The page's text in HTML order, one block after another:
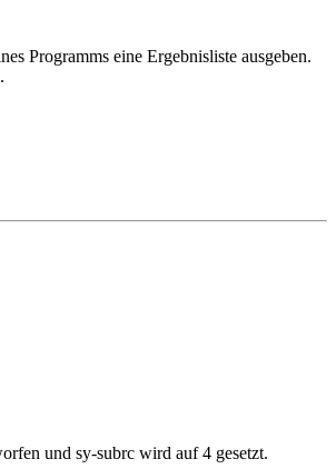
Programms eine Ergebnisliste ausgeben.
und sy-subrc wird auf 4 gesetzt.